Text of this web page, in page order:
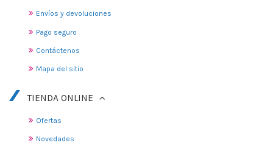
Envíos y devoluciones
Pago seguro
Contáctenos
Mapa del sitio
TIENDA ONLINE
Ofertas
Novedades